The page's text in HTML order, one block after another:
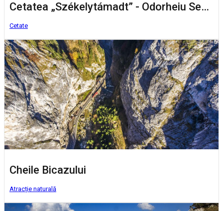
Cetatea „Székelytámadt” - Odorheiu Secuiesc
Cetate
Cheile Bicazului
Atracție naturală